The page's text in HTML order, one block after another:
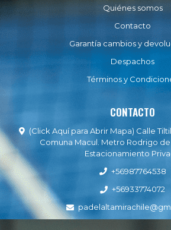
Quiénes somos
Contacto
Garantía cambios y
Despachos
Términos y
CONTACTO
(Click Aquí para Abrir Mapa) Calle
Comuna Macul. Metro Rodrigo de
Estacionamiento
+56987764538
+56933774072